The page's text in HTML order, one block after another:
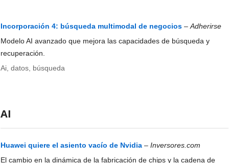
Incorporación 4: búsqueda multimodal de negocios –Adherirse
Modelo AI avanzado que mejora las capacidades de búsqueda y
recuperación.
Ai, datos, búsqueda
AI
Huawei quiere el asiento vacío de Nvidia –Inversores.com
El cambio en la dinámica de la fabricación de chips y la cadena de